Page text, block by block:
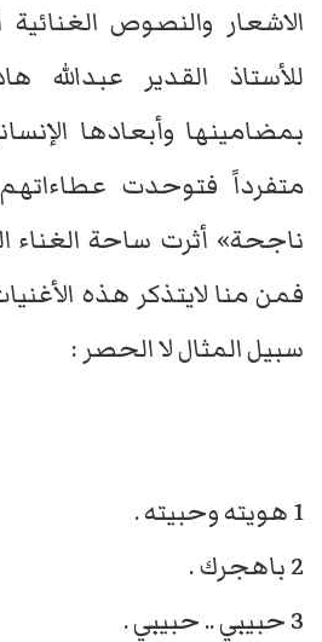
الاشعار والنصوص الغنائية
للأستاذ القدير
بمضامينها وأبعادها
متفرداً فتوحدت عطاءاتهم
ناجحة» أثرت ساحة الغناء
فمن منا لايتذكر هذه
سبيل المثال لا الحصر :
1 هويته وحبيته .
2 باهجرك .
3 حبيبي .. حبيبي .